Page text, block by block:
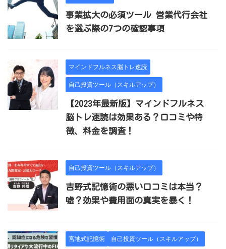
事業拡大の必須ツール 営業代行会社
を選ぶ際の7つの確認事項
マインドフルネス脳トレ速読
自己投資ツール（スキルアップ）
【2023年最新版】マインドフルネス
脳トレ速読は効果ある？口コミや特
徴、料金を調査！
自己投資ツール（スキルアップ）
吉野式記憶術の悪い口コミは本当？
嘘？効果や費用面の真実を暴く！
宮地式記憶術 自己投資ツール（スキルアップ）